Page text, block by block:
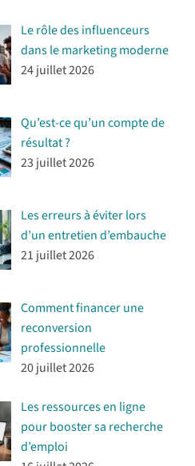
Le rôle des influenceurs
dans le marketing moderne
24 juillet 2026
Qu’est-ce qu’un compte de
résultat ?
23 juillet 2026
Les erreurs à éviter lors
d’un entretien d’embauche
21 juillet 2026
Comment financer une
reconversion
professionnelle
20 juillet 2026
Les ressources en ligne
pour booster sa recherche
d’emploi